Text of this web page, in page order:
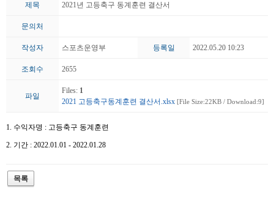
제목 2021년 고등축구 동계훈련 결산서
문의처
작성자 스포츠운영부 등록일 2022.05.20 10:23
조회수 2655
파일
Files: 1
2021 고등축구동계훈련 결산서.xlsx [File Size:22KB / Download:9]
1. 수익자명 : 고등축구 동계훈련
2. 기간 : 2022.01.01 - 2022.01.28